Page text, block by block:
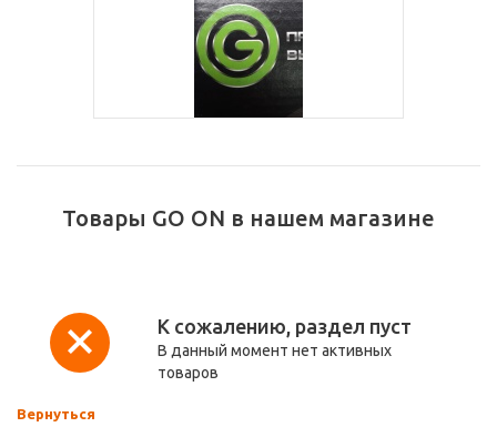
Товары GO ON в нашем магазине
К сожалению, раздел пуст
В данный момент нет активных
товаров
Вернуться